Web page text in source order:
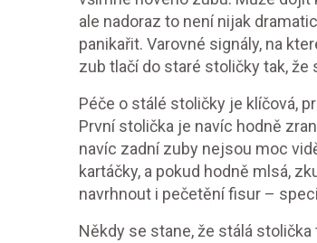
ale nadoraz to není nijak
panikařit. Varovné signály, na
zub tlačí do staré stoličky tak, že
Péče o stálé stoličky je klíčová,
První stolička je navíc hodně
navíc zadní zuby nejsou moc
kartáčky, a pokud hodně mlsá,
navrhnout i pečetění fisur –
Někdy se stane, že stálá